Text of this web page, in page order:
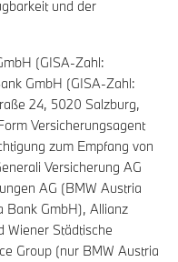
und der
(GISA-Zahl:
GmbH (GISA-Zahl:
24, 5020 Salzburg,
Versicherungsagent
zum Empfang von
Versicherung AG
AG (BMW Austria
Bank GmbH), Allianz
Wiener Städtische
Group (nur BMW Austria